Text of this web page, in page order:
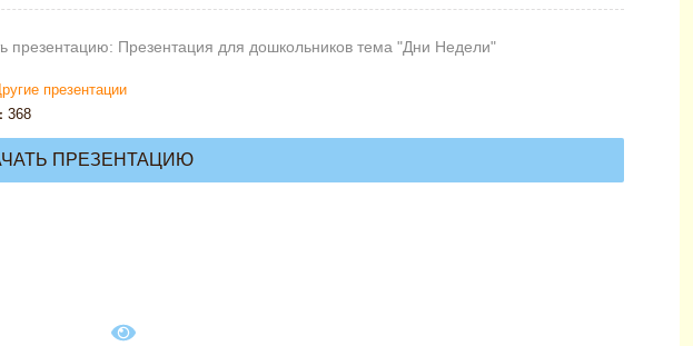
презентацию: Презентация для дошкольников тема "Дни Недели"
презентации
368
ПРЕЗЕНТАЦИЮ